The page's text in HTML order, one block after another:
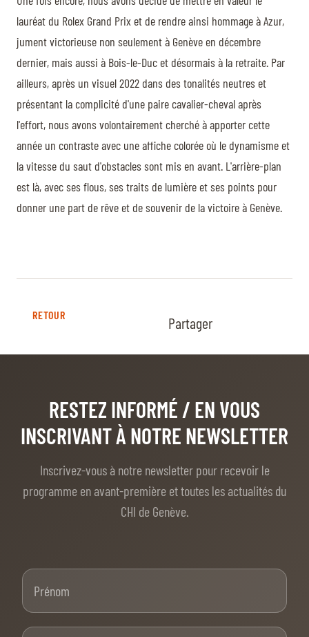
lauréat du Rolex Grand Prix et de rendre ainsi hommage à Azur,
jument victorieuse non seulement à Genève en décembre
dernier, mais aussi à Bois-le-Duc et désormais à la retraite. Par
ailleurs, après un visuel 2022 dans des tonalités neutres et
présentant la complicité d'une paire cavalier-cheval après
l'effort, nous avons volontairement cherché à apporter cette
année un contraste avec une affiche colorée où le dynamisme et
la vitesse du saut d'obstacles sont mis en avant. L'arrière-plan
est là, avec ses flous, ses traits de lumière et ses points pour
donner une part de rêve et de souvenir de la victoire à Genève.
RETOUR Partager
RESTEZ INFORMÉ / EN VOUS
INSCRIVANT À NOTRE NEWSLETTER
Inscrivez-vous à notre newsletter pour recevoir le
programme en avant-première et toutes les actualités du
CHI de Genève.